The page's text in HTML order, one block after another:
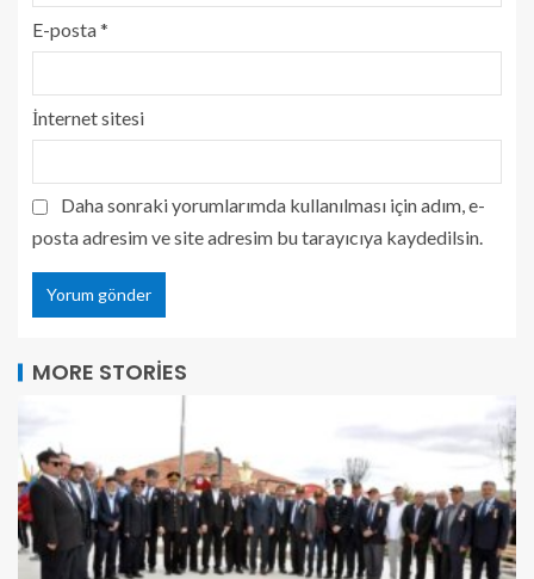
E-posta*
İnternet sitesi
Daha sonraki yorumlarımda kullanılması için adım, e-
posta adresim ve site adresim bu tarayıcıya kaydedilsin.
MORE STORIES